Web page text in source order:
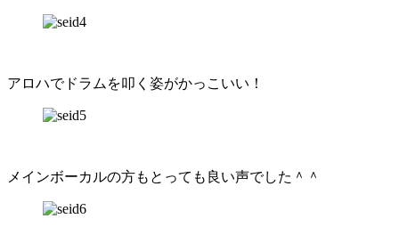
アロハでドラムを叩く姿がかっこいい！
メインボーカルの方もとっても良い声でした＾＾